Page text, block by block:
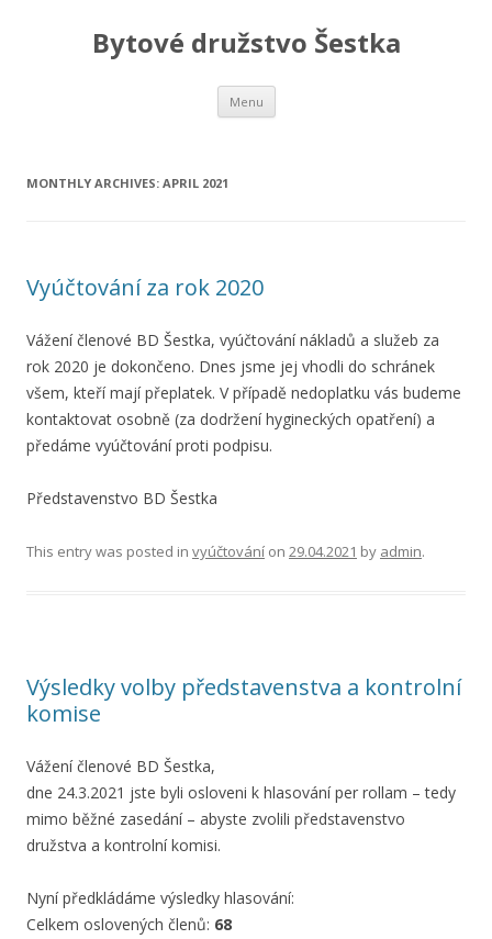
Bytové družstvo Šestka
Menu Skip
content
MONTHLY ARCHIVES: APRIL 2021
Vyúčtování za rok 2020
Vážení členové BD Šestka, vyúčtování nákladů a služeb za
rok 2020 je dokončeno. Dnes jsme jej vhodli do schránek
všem, kteří mají přeplatek. V případě nedoplatku vás budeme
kontaktovat osobně (za dodržení hygineckých opatření) a
předáme vyúčtování proti podpisu.
Představenstvo BD Šestka
This entry was posted in vyúčtování on 29.04.2021 by admin.
Výsledky volby představenstva a kontrolní
komise
Vážení členové BD Šestka,
dne 24.3.2021 jste byli osloveni k hlasování per rollam – tedy
mimo běžné zasedání – abyste zvolili představenstvo
družstva a kontrolní komisi.
Nyní předkládáme výsledky hlasování:
Celkem oslovených členů: 68